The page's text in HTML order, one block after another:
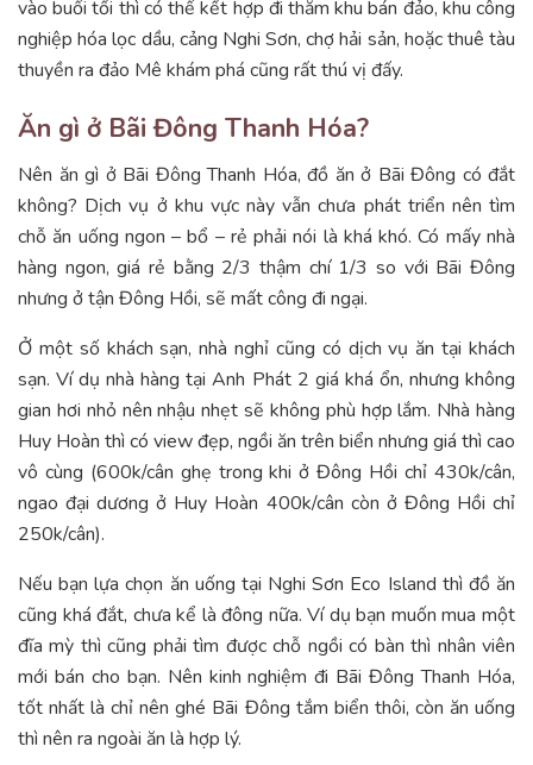
vào buổi tối thì có thể kết hợp đi thăm khu bán đảo, khu công
nghiệp hóa lọc dầu, cảng Nghi Sơn, chợ hải sản, hoặc thuê tàu
thuyền ra đảo Mê khám phá cũng rất thú vị đấy.
Ăn gì ở Bãi Đông Thanh Hóa?
Nên ăn gì ở Bãi Đông Thanh Hóa, đồ ăn ở Bãi Đông có đắt
không? Dịch vụ ở khu vực này vẫn chưa phát triển nên tìm
chỗ ăn uống ngon – bổ – rẻ phải nói là khá khó. Có mấy nhà
hàng ngon, giá rẻ bằng 2/3 thậm chí 1/3 so với Bãi Đông
nhưng ở tận Đông Hồi, sẽ mất công đi ngại.
Ở một số khách sạn, nhà nghỉ cũng có dịch vụ ăn tại khách
sạn. Ví dụ nhà hàng tại Anh Phát 2 giá khá ổn, nhưng không
gian hơi nhỏ nên nhậu nhẹt sẽ không phù hợp lắm. Nhà hàng
Huy Hoàn thì có view đẹp, ngồi ăn trên biển nhưng giá thì cao
vô cùng (600k/cân ghẹ trong khi ở Đông Hồi chỉ 430k/cân,
ngao đại dương ở Huy Hoàn 400k/cân còn ở Đông Hồi chỉ
250k/cân).
Nếu bạn lựa chọn ăn uống tại Nghi Sơn Eco Island thì đồ ăn
cũng khá đắt, chưa kể là đông nữa. Ví dụ bạn muốn mua một
đĩa mỳ thì cũng phải tìm được chỗ ngồi có bàn thì nhân viên
mới bán cho bạn. Nên kinh nghiệm đi Bãi Đông Thanh Hóa,
tốt nhất là chỉ nên ghé Bãi Đông tắm biển thôi, còn ăn uống
thì nên ra ngoài ăn là hợp lý.